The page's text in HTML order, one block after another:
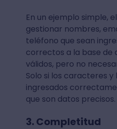
En un ejemplo simple,
gestionar nombres,
teléfono que sean
correctos a la base de
válidos, pero no
Solo si los caracteres y
ingresados
que son datos precisos.
3. Completitud